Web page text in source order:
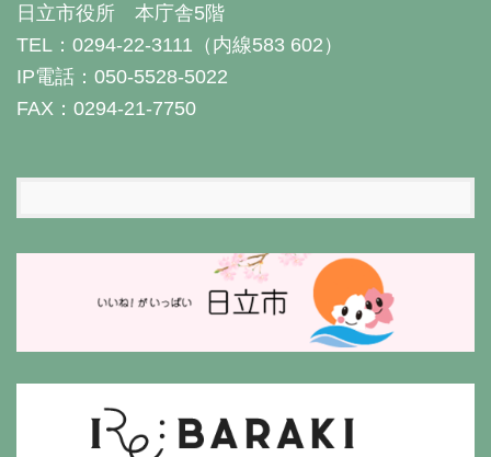
日立市役所 本庁舎5階
TEL：0294-22-3111（内線583 602）
IP電話：050-5528-5022
FAX：0294-21-7750